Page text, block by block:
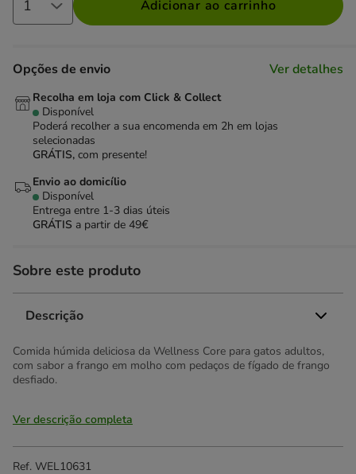
Adicionar ao carrinho
Opções de envio Ver detalhes
Recolha em loja com Click & Collect
Disponível
Poderá recolher a sua encomenda em 2h em lojas
selecionadas
GRÁTIS, com presente!
Envio ao domicílio
Disponível
Entrega entre 1-3 dias úteis
GRÁTIS a partir de 49€
Sobre este produto
Descrição
Comida húmida deliciosa da Wellness Core para gatos adultos,
com sabor a frango em molho com pedaços de fígado de frango
desfiado.
Ver descrição completa
Ref. WEL10631